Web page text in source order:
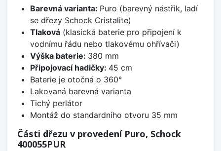
Barevná varianta: Puro (barevný nástřik, ladí
se dřezy Schock Cristalite)
Tlaková(klasická baterie pro připojení k
vodnímu řádu nebo tlakovému ohřívači)
Výška baterie: 380 mm
Připojovací hadičky: 45 cm
Baterie je otočná o 360°
Lakovaná barevná varianta
Tichý perlátor
Montáž do standardního otvoru 35 mm
Části dřezu v provedení Puro, Schock
400055PUR